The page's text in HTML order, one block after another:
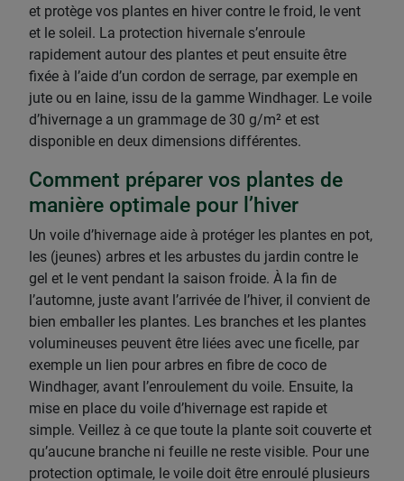
et protège vos plantes en hiver contre le froid, le vent
et le soleil. La protection hivernale s’enroule
rapidement autour des plantes et peut ensuite être
fixée à l’aide d’un cordon de serrage, par exemple en
jute ou en laine, issu de la gamme Windhager. Le voile
d’hivernage a un grammage de 30 g/m² et est
disponible en deux dimensions différentes.
Comment préparer vos plantes de
manière optimale pour l’hiver
Un voile d’hivernage aide à protéger les plantes en pot,
les (jeunes) arbres et les arbustes du jardin contre le
gel et le vent pendant la saison froide. À la fin de
l’automne, juste avant l’arrivée de l’hiver, il convient de
bien emballer les plantes. Les branches et les plantes
volumineuses peuvent être liées avec une ficelle, par
exemple un lien pour arbres en fibre de coco de
Windhager, avant l’enroulement du voile. Ensuite, la
mise en place du voile d’hivernage est rapide et
simple. Veillez à ce que toute la plante soit couverte et
qu’aucune branche ni feuille ne reste visible. Pour une
protection optimale, le voile doit être enroulé plusieurs